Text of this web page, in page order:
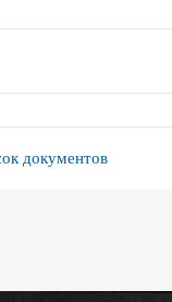
документов